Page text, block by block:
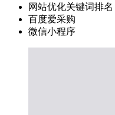
网站优化关键词排名
百度爱采购
微信小程序